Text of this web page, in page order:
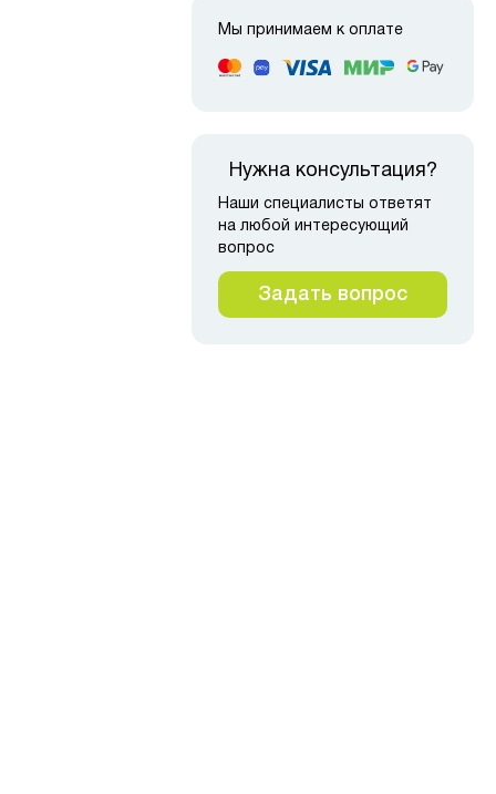
Мы принимаем к оплате
Нужна консультация?
Наши специалисты ответят
на любой интересующий
вопрос
Задать вопрос